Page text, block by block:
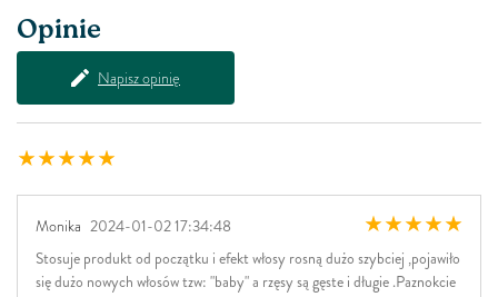
Opinie
Napisz opinię
Monika 2024-01-02 17:34:48
Stosuje produkt od początku i efekt włosy rosną dużo szybciej ,pojawiło
się dużo nowych włosów tzw: "baby" a rzęsy są gęste i długie .Paznokcie